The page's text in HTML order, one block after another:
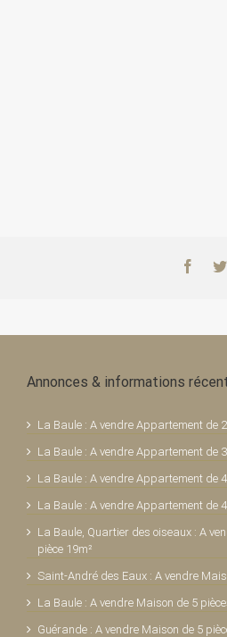
Annonces & informations
La Baule : A vendre Appartement de
La Baule : A vendre Appartement de
La Baule : A vendre Appartement de
La Baule : A vendre Appartement de
La Baule, Quartier des oiseaux : A
pièce 19m²
Saint-André des Eaux : A vendre
La Baule : A vendre Maison de 5
Guérande : A vendre Maison de 5